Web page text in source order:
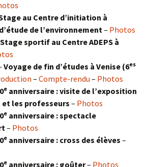
au Centre d’initiation à
de l’environnement – Photos
Stage sportif au Centre ADEPS à
Voyage de fin d’études à Venise (6es
– Compte-rendu – Photos
e anniversaire : visite de l’exposition
et les professeurs – Photos
e anniversaire : spectacle
– Photos
e anniversaire : cross des élèves –
e anniversaire : goûter– Photos